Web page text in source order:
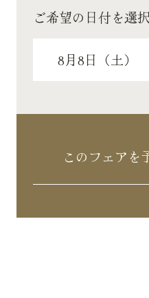
ご希望の日付を選
このフェアを